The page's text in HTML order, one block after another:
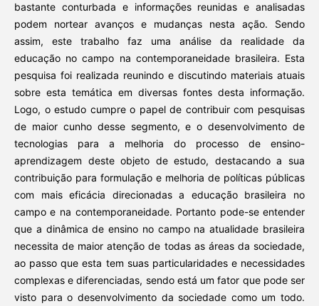
bastante conturbada e informações reunidas e analisadas
podem nortear avanços e mudanças nesta ação. Sendo
assim, este trabalho faz uma análise da realidade da
educação no campo na contemporaneidade brasileira. Esta
pesquisa foi realizada reunindo e discutindo materiais atuais
sobre esta temática em diversas fontes desta informação.
Logo, o estudo cumpre o papel de contribuir com pesquisas
de maior cunho desse segmento, e o desenvolvimento de
tecnologias para a melhoria do processo de ensino-
aprendizagem deste objeto de estudo, destacando a sua
contribuição para formulação e melhoria de políticas públicas
com mais eficácia direcionadas a educação brasileira no
campo e na contemporaneidade. Portanto pode-se entender
que a dinâmica de ensino no campo na atualidade brasileira
necessita de maior atenção de todas as áreas da sociedade,
ao passo que esta tem suas particularidades e necessidades
complexas e diferenciadas, sendo está um fator que pode ser
visto para o desenvolvimento da sociedade como um todo.